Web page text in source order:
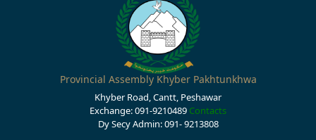
Provincial Assembly Khyber Pakhtunkhwa
Khyber Road, Cantt, Peshawar
Exchange: 091-9210489 Contacts
Dy Secy Admin: 091- 9213808